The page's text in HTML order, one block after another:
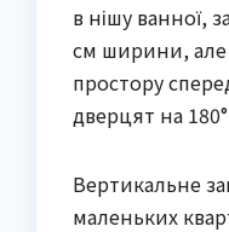
в нішу ванної,
см ширини, але
простору
дверцят на
Вертикальне
маленьких